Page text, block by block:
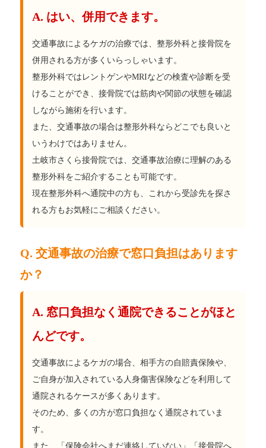
A. はい、併用できます。
交通事故によるケガの治療では、整形外科と接骨院を
併用される方が多くいらっしゃいます。
整形外科ではレントゲンやMRIなどの検査や診断を受
けることができ、接骨院では筋肉や関節の状態を確認
しながら施術を行います。
また、交通事故の場合は整形外科ならどこでも良いと
いうわけではありません。
土岐市さくら接骨院では、交通事故治療に理解のある
整形外科をご紹介することも可能です。
現在整形外科へ通院中の方も、これから受診先を探さ
れる方もお気軽にご相談ください。
Q. 交通事故の治療で窓口負担はあります
か？
A. 窓口負担なく通院できることがほと
んどです。
交通事故によるケガの場合、相手方の自賠責保険や、
ご自身が加入されている人身傷害保険などを利用して
通院されるケースが多くあります。
そのため、多くの方が窓口負担なく通院されていま
す。
また、「保険会社へまだ連絡していない」「接骨院へ